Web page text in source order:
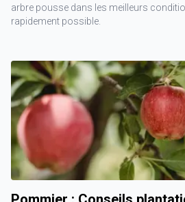
arbre pousse dans les meilleurs
rapidement possible.